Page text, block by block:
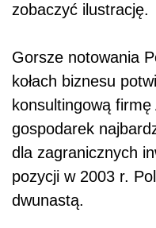
zobaczyć ilustrację.
Gorsze notowania
kołach biznesu
konsultingową
gospodarek
dla zagranicznych
pozycji w 2003 r.
dwunastą.